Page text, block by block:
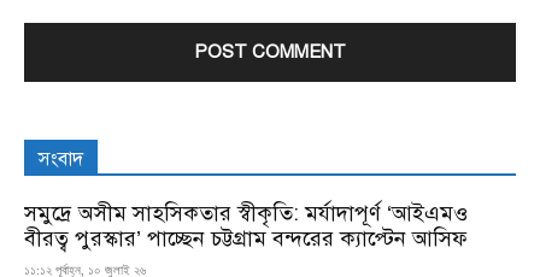
সংবাদ
সমুদ্রে অসীম সাহসিকতার স্বীকৃতি: মর্যাদাপূর্ণ ‘আইএমও
বীরত্ব পুরস্কার’ পাচ্ছেন চট্টগ্রাম বন্দরের ক্যাপ্টেন আসিফ
১১:১২ পূর্বাহ্ন, ১০ জুলাই ২৬